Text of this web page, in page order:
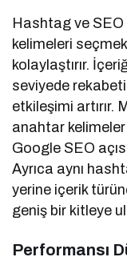
Hashtag ve SEO
kelimeleri
kolaylaştırır.
seviyede
etkileşimi artırır.
anahtar
Google SEO
Ayrıca aynı
yerine içerik
geniş bir kitleye
Performansı